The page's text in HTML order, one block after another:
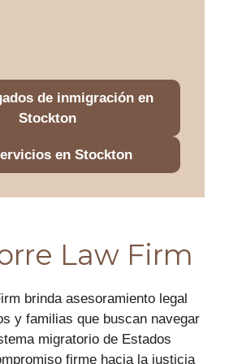
de inmigración en
Stockton
en Stockton
Law Firm
brinda asesoramiento legal
y familias que buscan navegar
migratorio de Estados
firme hacia la justicia